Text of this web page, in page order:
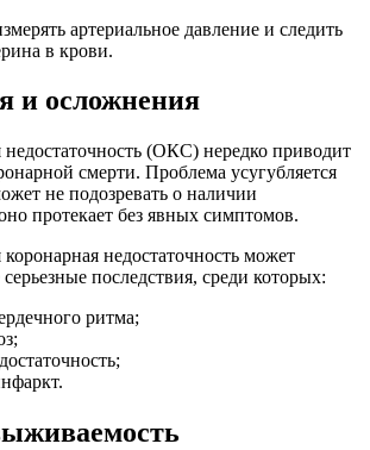
артериальное давление и следить
в крови.
и осложнения
недостаточность (ОКС) нередко приводит
смерти. Проблема усугубляется
не подозревать о наличии
протекает без явных симптомов.
недостаточность может
последствия, среди которых:
ритма;